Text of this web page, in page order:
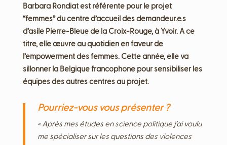
Barbara Rondiat est référente pour le projet
“femmes” du centre d’accueil des demandeur.e.s
d’asile Pierre-Bleue de la Croix-Rouge, à Yvoir. A ce
titre, elle œuvre au quotidien en faveur de
l’empowerment des femmes. Cette année, elle va
sillonner la Belgique francophone pour sensibiliser les
équipes des autres centres au projet.
Pourriez-vous vous présenter ?
« Après mes études en science politique j’ai voulu
me spécialiser sur les questions des violences